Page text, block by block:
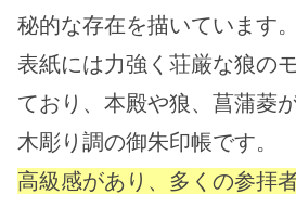
秘的な存在を描いています。
表紙には力強く荘厳な狼の
ており、本殿や狼、菖蒲菱
木彫り調の御朱印帳です。
高級感があり、多くの参拝